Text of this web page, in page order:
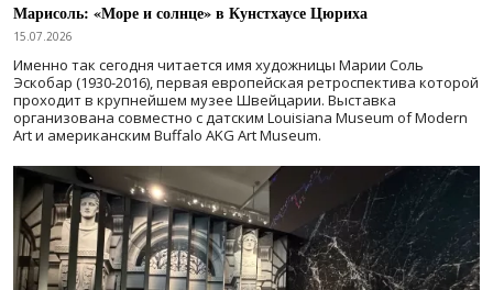
Марисоль: «Море и солнце» в Кунстхаусе Цюриха
15.07.2026
Именно так сегодня читается имя художницы Марии Соль
Эскобар (1930-2016), первая европейская ретроспектива которой
проходит в крупнейшем музее Швейцарии. Выставка
организована совместно с датским Louisiana Museum of Modern
Art и американским Buffalo AKG Art Museum.